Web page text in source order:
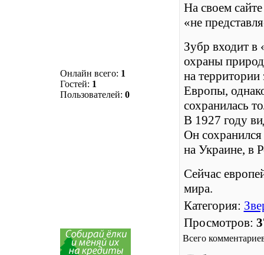
Онлайн всего: 1
Гостей: 1
Пользователей: 0
На своем
«не
Зубр входит
охраны
на
Европы,
сохранилась
В 1927 году
Он
на Украине, в
Сейчас
мира.
Категория:
Просмотров:
Всего